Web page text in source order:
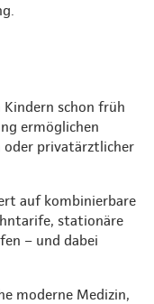
Kindern schon früh
ermöglichen
oder privatärztlicher
auf kombinierbare
stationäre
– und dabei
moderne Medizin,